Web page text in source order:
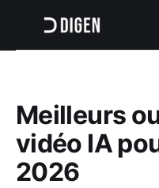
Meilleurs
vidéo IA
2026